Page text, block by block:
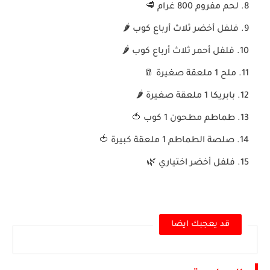
لحم مفروم 800 غرام 🥩
فلفل أخضر ثلاث أرباع كوب 🌶️
فلفل أحمر ثلاث أرباع كوب 🌶️
ملح 1 ملعقة صغيرة 🧂
بابريكا 1 ملعقة صغيرة 🌶️
طماطم مطحون 1 كوب 🍅
صلصة الطماطم 1 ملعقة كبيرة 🍅
فلفل أخضر اختياري 🌿
قد يعجبك ايضا